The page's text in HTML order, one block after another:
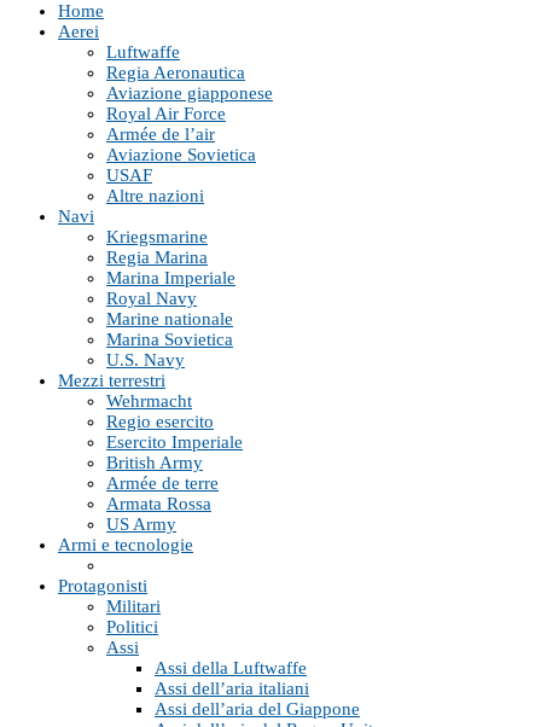
Home
Aerei
Luftwaffe
Regia Aeronautica
Aviazione giapponese
Royal Air Force
Armée de l’air
Aviazione Sovietica
USAF
Altre nazioni
Navi
Kriegsmarine
Regia Marina
Marina Imperiale
Royal Navy
Marine nationale
Marina Sovietica
U.S. Navy
Mezzi terrestri
Wehrmacht
Regio esercito
Esercito Imperiale
British Army
Armée de terre
Armata Rossa
US Army
Armi e tecnologie
Protagonisti
Militari
Politici
Assi
Assi della Luftwaffe
Assi dell’aria italiani
Assi dell’aria del Giappone